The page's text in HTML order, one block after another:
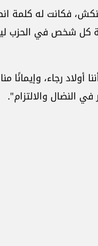
حنكش، فكانت له
شخص في الحزب ليستمر
أولاد رجاء، وإيمانًا
النضال والالتزام".